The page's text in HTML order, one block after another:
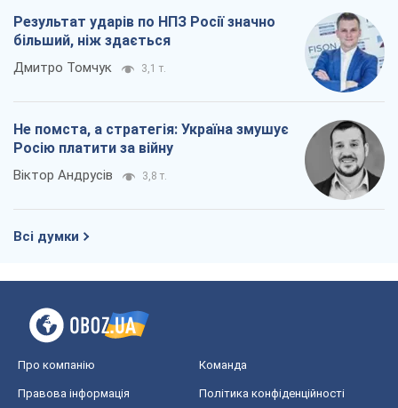
Результат ударів по НПЗ Росії значно
більший, ніж здається
Дмитро Томчук 3,1 т.
Не помста, а стратегія: Україна змушує
Росію платити за війну
Віктор Андрусів 3,8 т.
Всі думки
Про компанію Команда
Правова інформація Політика конфіденційності